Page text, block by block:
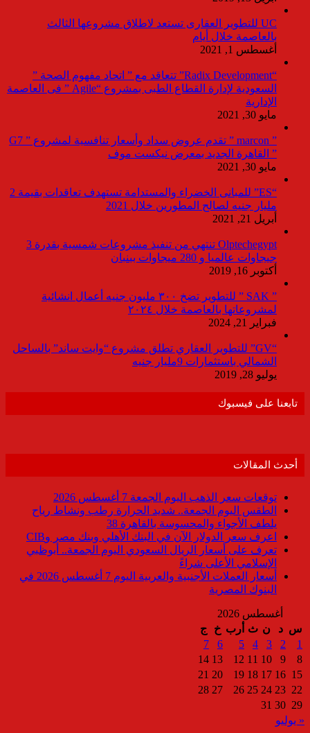
UC للتطوير العقارى تستعد لاطلاق مشروعها الثالث
بالعاصمة خلال أيام
أغسطس 1, 2021
“Radix Development” تتعاقد مع ” اتحاد مفهوم الصحة ”
السعودية لإدارة القطاع الطبى بمشروع “Agile ” فى العاصمة
الإدارية
مايو 30, 2021
” marcon ” تقدم عروض سداد وأسعار تنافسية لمشروع ” G7
” القاهرة الجديد بمعرض نيكست موف
مايو 30, 2021
“ES” للمبانى الخضراء والمستدامة تستهدف تعاقدات بقيمة 2
مليار جنيه لصالح المطورين خلال 2021
أبريل 21, 2021
Olptechegypt تنتهي من تنفيذ مشروعات شمسية بقدرة 3
جيجاوات عالميا و 280 ميجاوات ببنبان
أكتوبر 16, 2019
” SAK ” للتطوير تضخ ٣٠٠ مليون جنيه أعمال انشائية
لمشروعاتها بالعاصمة خلال ٢٠٢٤
فبراير 21, 2024
“GV” للتطوير العقاري تطلق مشروع “وايت ساند” بالساحل
الشمالي باستثمارات 9مليار جنيه
يوليو 28, 2019
تابعنا على فيسبوك
أحدث المقالات
توقعات سعر الذهب اليوم الجمعة 7 أغسطس 2026
الطقس اليوم الجمعة.. شديد الحرارة رطب ونشاط رياح
يلطف الأجواء والمحسوسة بالقاهرة 38
اعرف سعر الدولار الآن في البنك الأهلي وبنك مصر وCIB
تعرف على أسعار الريال السعودي اليوم الجمعة.. أبوظبي
الإسلامي الأعلى شراءً
أسعار العملات الأجنبية والعربية اليوم 7 أغسطس 2026 في
البنوك المصرية
أغسطس 2026
س د ن ث أرب خ
ج
1
2
3
4
5
6
7
8
9
10
11
12
13
14
15
16
17
18
19
20
21
22
23
24
25
26
27
28
29
30
31
« يوليو